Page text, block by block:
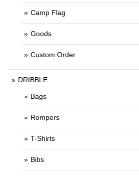
Camp Flag
Goods
Custom Order
DRIBBLE
Bags
Rompers
T-Shirts
Bibs